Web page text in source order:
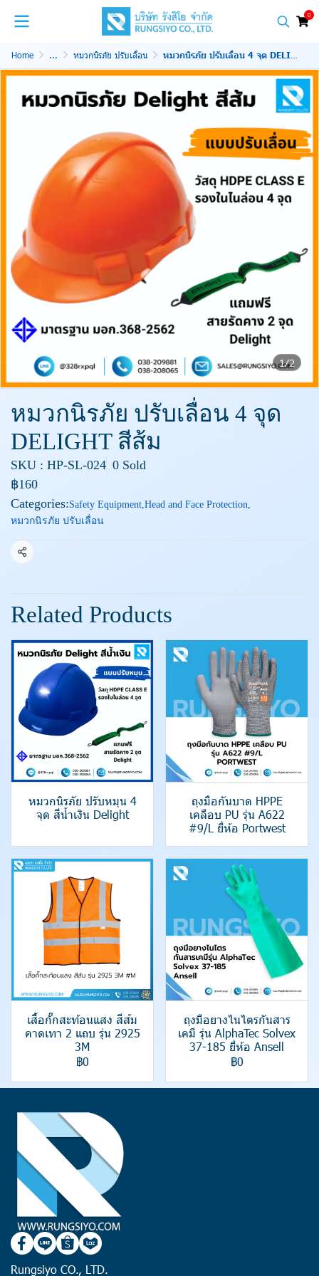
0
Home ... หมวกนิรภัย ปรับเลื่อน หมวกนิรภัย ปรับเลื่อน 4 จุด DELIGHT สีส้ม
1/2
หมวกนิรภัย ปรับเลื่อน 4 จุด
DELIGHT สีส้ม
SKU : HP-SL-024 0 Sold
฿160
Categories:Safety Equipment,Head and Face Protection,
หมวกนิรภัย ปรับเลื่อน
Share
Related Products
หมวกนิรภัย ปรับหมุน 4
จุด สีน้ำเงิน Delight
ถุงมือกันบาด HPPE
เคลือบ PU รุ่น A622
#9/L ยี่ห้อ Portwest
เสื้อกั๊กสะท้อนแสง สีส้ม
คาดเทา 2 แถบ รุ่น 2925
3M
฿0
ถุงมือยางไนไตรกันสาร
เคมี รุ่น AlphaTec Solvex
37-185 ยี่ห้อ Ansell
฿0
Rungsiyo CO., LTD.